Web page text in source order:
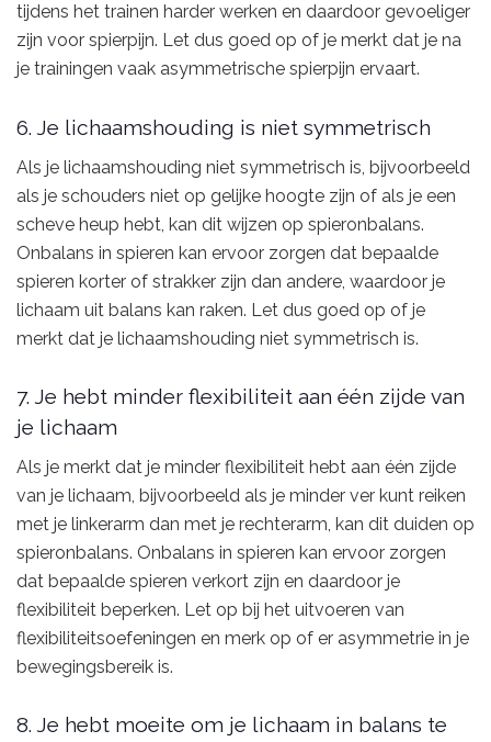
tijdens het trainen harder werken en daardoor gevoeliger
zijn voor spierpijn. Let dus goed op of je merkt dat je na
je trainingen vaak asymmetrische spierpijn ervaart.
6. Je lichaamshouding is niet symmetrisch
Als je lichaamshouding niet symmetrisch is, bijvoorbeeld
als je schouders niet op gelijke hoogte zijn of als je een
scheve heup hebt, kan dit wijzen op spieronbalans.
Onbalans in spieren kan ervoor zorgen dat bepaalde
spieren korter of strakker zijn dan andere, waardoor je
lichaam uit balans kan raken. Let dus goed op of je
merkt dat je lichaamshouding niet symmetrisch is.
7. Je hebt minder flexibiliteit aan één zijde van
je lichaam
Als je merkt dat je minder flexibiliteit hebt aan één zijde
van je lichaam, bijvoorbeeld als je minder ver kunt reiken
met je linkerarm dan met je rechterarm, kan dit duiden op
spieronbalans. Onbalans in spieren kan ervoor zorgen
dat bepaalde spieren verkort zijn en daardoor je
flexibiliteit beperken. Let op bij het uitvoeren van
flexibiliteitsoefeningen en merk op of er asymmetrie in je
bewegingsbereik is.
8. Je hebt moeite om je lichaam in balans te